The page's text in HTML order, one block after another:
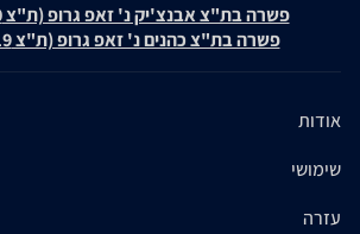
פשרה בת"צ אבנצ'יק נ' זאפ גרופ (ת"צ 23008-08-20)
פשרה בת"צ כהנים נ' זאפ גרופ (ת"צ 60371-12-19)
אודות
שימושי
עזרה